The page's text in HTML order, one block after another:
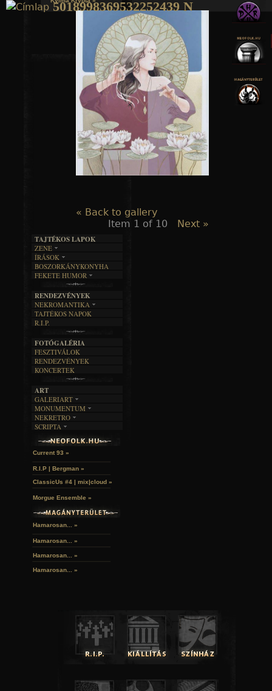
Jump to navigation
5018998369532252439 N
« Back to gallery
Item 1 of 10
Next »
TAJTÉKOS LAPOK
ZENE
EGYÜTTESEK
INTERJÚK
FORDÍTÁSOK
DALSZÖVEGEK
ÍRÁSOK
IRODALOM
FILM
ÍRÁSTÖRTÉNET
BOSZORKÁNYKONYHA
FEKETE HUMOR
SZÖVEGES
RENDEZVÉNYEK
NEKROMANTIKA
AKTUÁLIS
A MÚLT
TAJTÉKOS NAPOK
R.I.P.
FOTÓGALÉRIA
FESZTIVÁLOK
RENDEZVÉNYEK
KONCERTEK
ART
GALERIART
ARTGALERI
KÉPREGÉNYEK
LAKÁSKULTS
MONUMENTUM
TEMETŐK
TEMPLOMOK
VÁRAK
HELYEK
NEKRETRO
SZUBKULT
FEKETE LYUK
RELIKVIÁK
SCRIPTA
NOVELLÁK
VERSEK
Current 93 »
R.I.P | Bergman »
ClassicUs #4 | mix|cloud »
Morgue Ensemble »
Hamarosan... »
Hamarosan... »
Hamarosan... »
Hamarosan... »